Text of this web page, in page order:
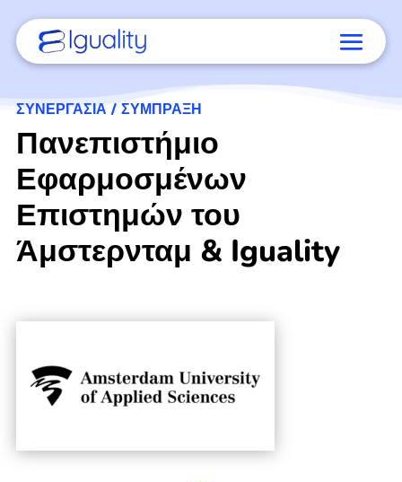
ΣΥΝΕΡΓΑΣΊΑ / ΣΎΜΠΡΑΞΗ
Πανεπιστήμιο
Εφαρμοσμένων
Επιστημών του
Άμστερνταμ & Iguality